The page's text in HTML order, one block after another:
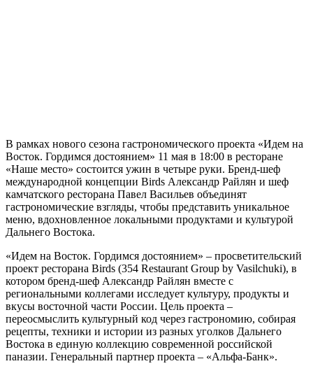
В рамках нового сезона гастрономического проекта «Идем на
Восток. Гордимся достоянием» 11 мая в 18:00 в ресторане
«Наше место» состоится ужин в четыре руки. Бренд-шеф
международной концепции Birds Александр Райлян и шеф
камчатского ресторана Павел Васильев объединят
гастрономические взгляды, чтобы представить уникальное
меню, вдохновленное локальными продуктами и культурой
Дальнего Востока.
«Идем на Восток. Гордимся достоянием» – просветительский
проект ресторана Birds (354 Restaurant Group by Vasilchuki), в
котором бренд-шеф Александр Райлян вместе с
региональными коллегами исследует культуру, продукты и
вкусы восточной части России. Цель проекта –
переосмыслить культурный код через гастрономию, собирая
рецепты, техники и истории из разных уголков Дальнего
Востока в единую коллекцию современной российской
паназии. Генеральный партнер проекта – «Альфа-Банк».